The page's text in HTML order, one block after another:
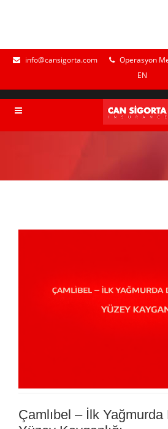
info@cansigorta.com Operasyon
EN
Çamlıbel – İlk Yağmurda